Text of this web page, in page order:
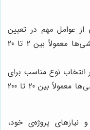
عوامل مهم در تعیین
استحکام آن است. ضخامت نبشی‌ها معمولاً بین 2 تا 20
انتخاب نوع مناسب برای
پروژه اهمیت دارد. طول بال نبشی‌ها معمولاً بین 20 تا 200
نیازهای پروژه‌ی خود،